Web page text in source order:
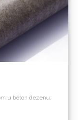
u beton dezenu.